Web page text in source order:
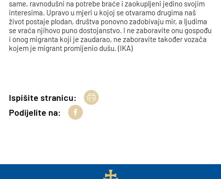
same, ravnodušni na potrebe braće i zaokupljeni jedino svojim
interesima. Upravo u mjeri u kojoj se otvaramo drugima naš
život postaje plodan, društva ponovno zadobivaju mir, a ljudima
se vraća njihovo puno dostojanstvo. I ne zaboravite onu gospođu
i onog migranta koji je zaudarao, ne zaboravite također vozača
kojem je migrant promijenio dušu. (IKA)
Ispišite stranicu:
Podijelite na: